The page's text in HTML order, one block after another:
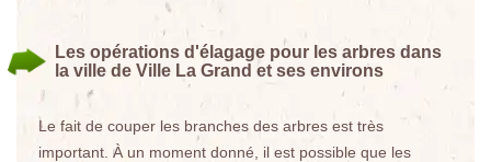
Les opérations d'élagage pour les arbres dans
la ville de Ville La Grand et ses environs
Le fait de couper les branches des arbres est très
important. À un moment donné, il est possible que les